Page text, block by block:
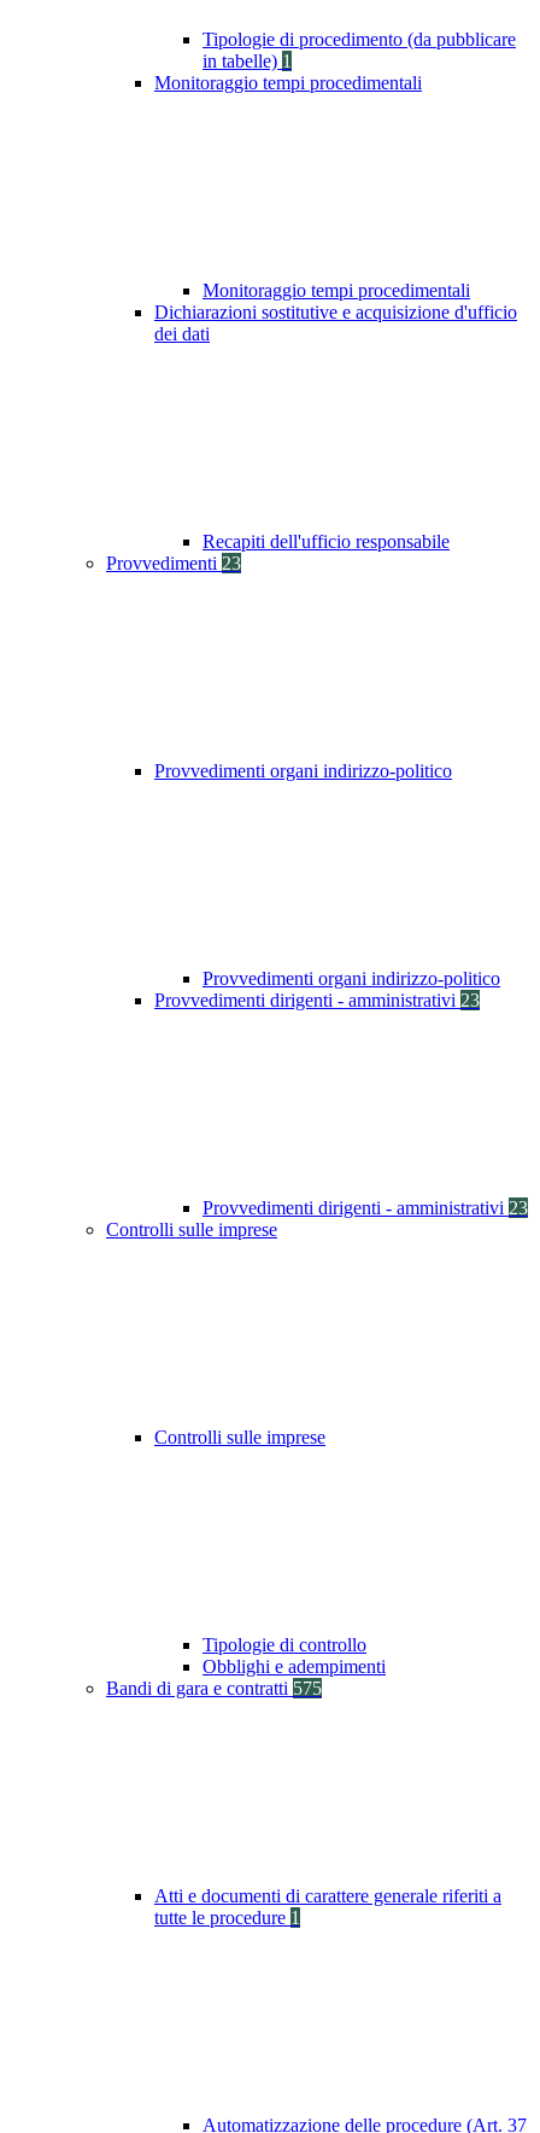
Tipologie di procedimento (da pubblicare
in tabelle) 1
Monitoraggio tempi procedimentali
Monitoraggio tempi procedimentali
Dichiarazioni sostitutive e acquisizione d'ufficio
dei dati
Recapiti dell'ufficio responsabile
Provvedimenti 23
Provvedimenti organi indirizzo-politico
Provvedimenti organi indirizzo-politico
Provvedimenti dirigenti - amministrativi 23
Provvedimenti dirigenti - amministrativi 23
Controlli sulle imprese
Controlli sulle imprese
Tipologie di controllo
Obblighi e adempimenti
Bandi di gara e contratti 575
Atti e documenti di carattere generale riferiti a
tutte le procedure 1
Automatizzazione delle procedure (Art. 37